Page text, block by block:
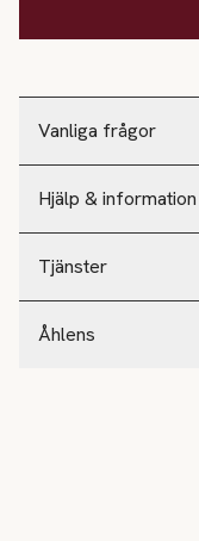
Vanliga frågor
Hjälp & information
Tjänster
Åhlens